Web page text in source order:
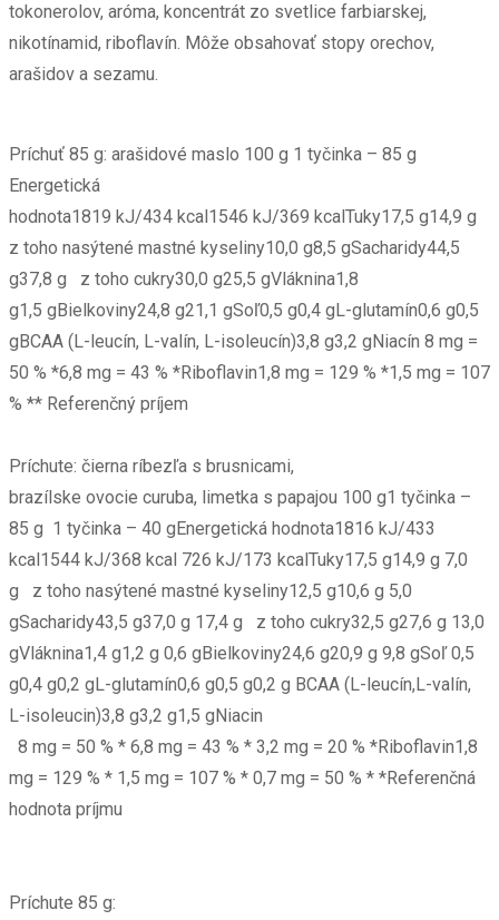
tokonerolov, aróma, koncentrát zo svetlice farbiarskej,
nikotínamid, riboflavín. Môže obsahovať stopy orechov,
arašidov a sezamu.
Príchuť 85 g: arašidové maslo 100 g 1 tyčinka – 85 g
Energetická
hodnota1819 kJ/434 kcal1546 kJ/369 kcalTuky17,5 g14,9 g
z toho nasýtené mastné kyseliny10,0 g8,5 gSacharidy44,5
g37,8 g z toho cukry30,0 g25,5 gVláknina1,8
g1,5 gBielkoviny24,8 g21,1 gSoľ0,5 g0,4 gL-glutamín0,6 g0,5
gBCAA (L-leucín, L-valín, L-isoleucín)3,8 g3,2 gNiacín 8 mg =
50 % *6,8 mg = 43 % *Riboflavin1,8 mg = 129 % *1,5 mg = 107
% ** Referenčný príjem
Príchute: čierna ríbezľa s brusnicami,
brazílske ovocie curuba, limetka s papajou 100 g1 tyčinka –
85 g 1 tyčinka – 40 gEnergetická hodnota1816 kJ/433
kcal1544 kJ/368 kcal 726 kJ/173 kcalTuky17,5 g14,9 g 7,0
g z toho nasýtené mastné kyseliny12,5 g10,6 g 5,0
gSacharidy43,5 g37,0 g 17,4 g z toho cukry32,5 g27,6 g 13,0
gVláknina1,4 g1,2 g 0,6 gBielkoviny24,6 g20,9 g 9,8 gSoľ 0,5
g0,4 g0,2 gL-glutamín0,6 g0,5 g0,2 g BCAA (L-leucín,L-valín,
L-isoleucin)3,8 g3,2 g1,5 gNiacin
8 mg = 50 % * 6,8 mg = 43 % * 3,2 mg = 20 % *Riboflavin1,8
mg = 129 % * 1,5 mg = 107 % * 0,7 mg = 50 % * *Referenčná
hodnota príjmu
Príchute 85 g: